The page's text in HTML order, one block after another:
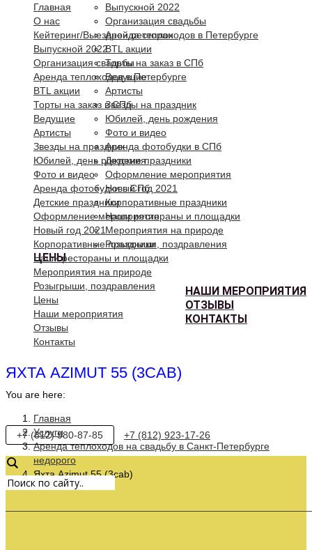
Выпускной 2022
Организация свадьбы
Аренда теплоходов в Петербурге
BTL акции
Торты на заказ в СПб
Ведущие
Артисты
Звезды на праздник
Юбилей, день рождения
Фото и видео
Аренда фотобудки в СПб
Детские праздники
Оформление мероприятия
Новый год 2021
Корпоративные праздники
Наши рестораны и площадки
Мероприятия на природе
Розыгрыши, поздравления
ЦЕНЫ
НАШИ МЕРОПРИЯТИЯ
ОТЗЫВЫ
КОНТАКТЫ
Главная
О нас
Кейтеринг/Выездной ресторан
Выпускной 2022
Организация свадьбы
Аренда теплоходов в Петербурге
BTL акции
Торты на заказ в СПб
Ведущие
Артисты
Звезды на праздник
Юбилей, день рождения
Фото и видео
Аренда фотобудки в СПб
Детские праздники
Оформление мероприятия
Новый год 2021
Корпоративные праздники
Наши рестораны и площадки
Мероприятия на природе
Розыгрыши, поздравления
Цены
Наши мероприятия
Отзывы
Контакты
ЯХТА AZIMUT 55 (3CAB)
You are here:
Главная
Услуги
Аренда теплоходов на свадьбу в Санкт-Петербурге
недорого
Яхта Azimut 55 (3cab)
+7 (812) 980-87-85 +7 (812) 923-17-26